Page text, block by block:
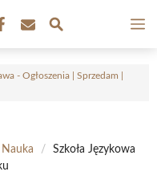
- Ogłoszenia | Sprzedam |
/
Szkoła Językowa